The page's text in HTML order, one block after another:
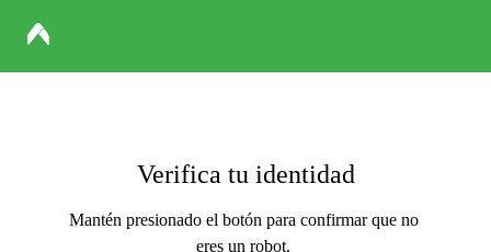
Verifica tu identidad
Mantén presionado el botón para confirmar que no
eres un robot.